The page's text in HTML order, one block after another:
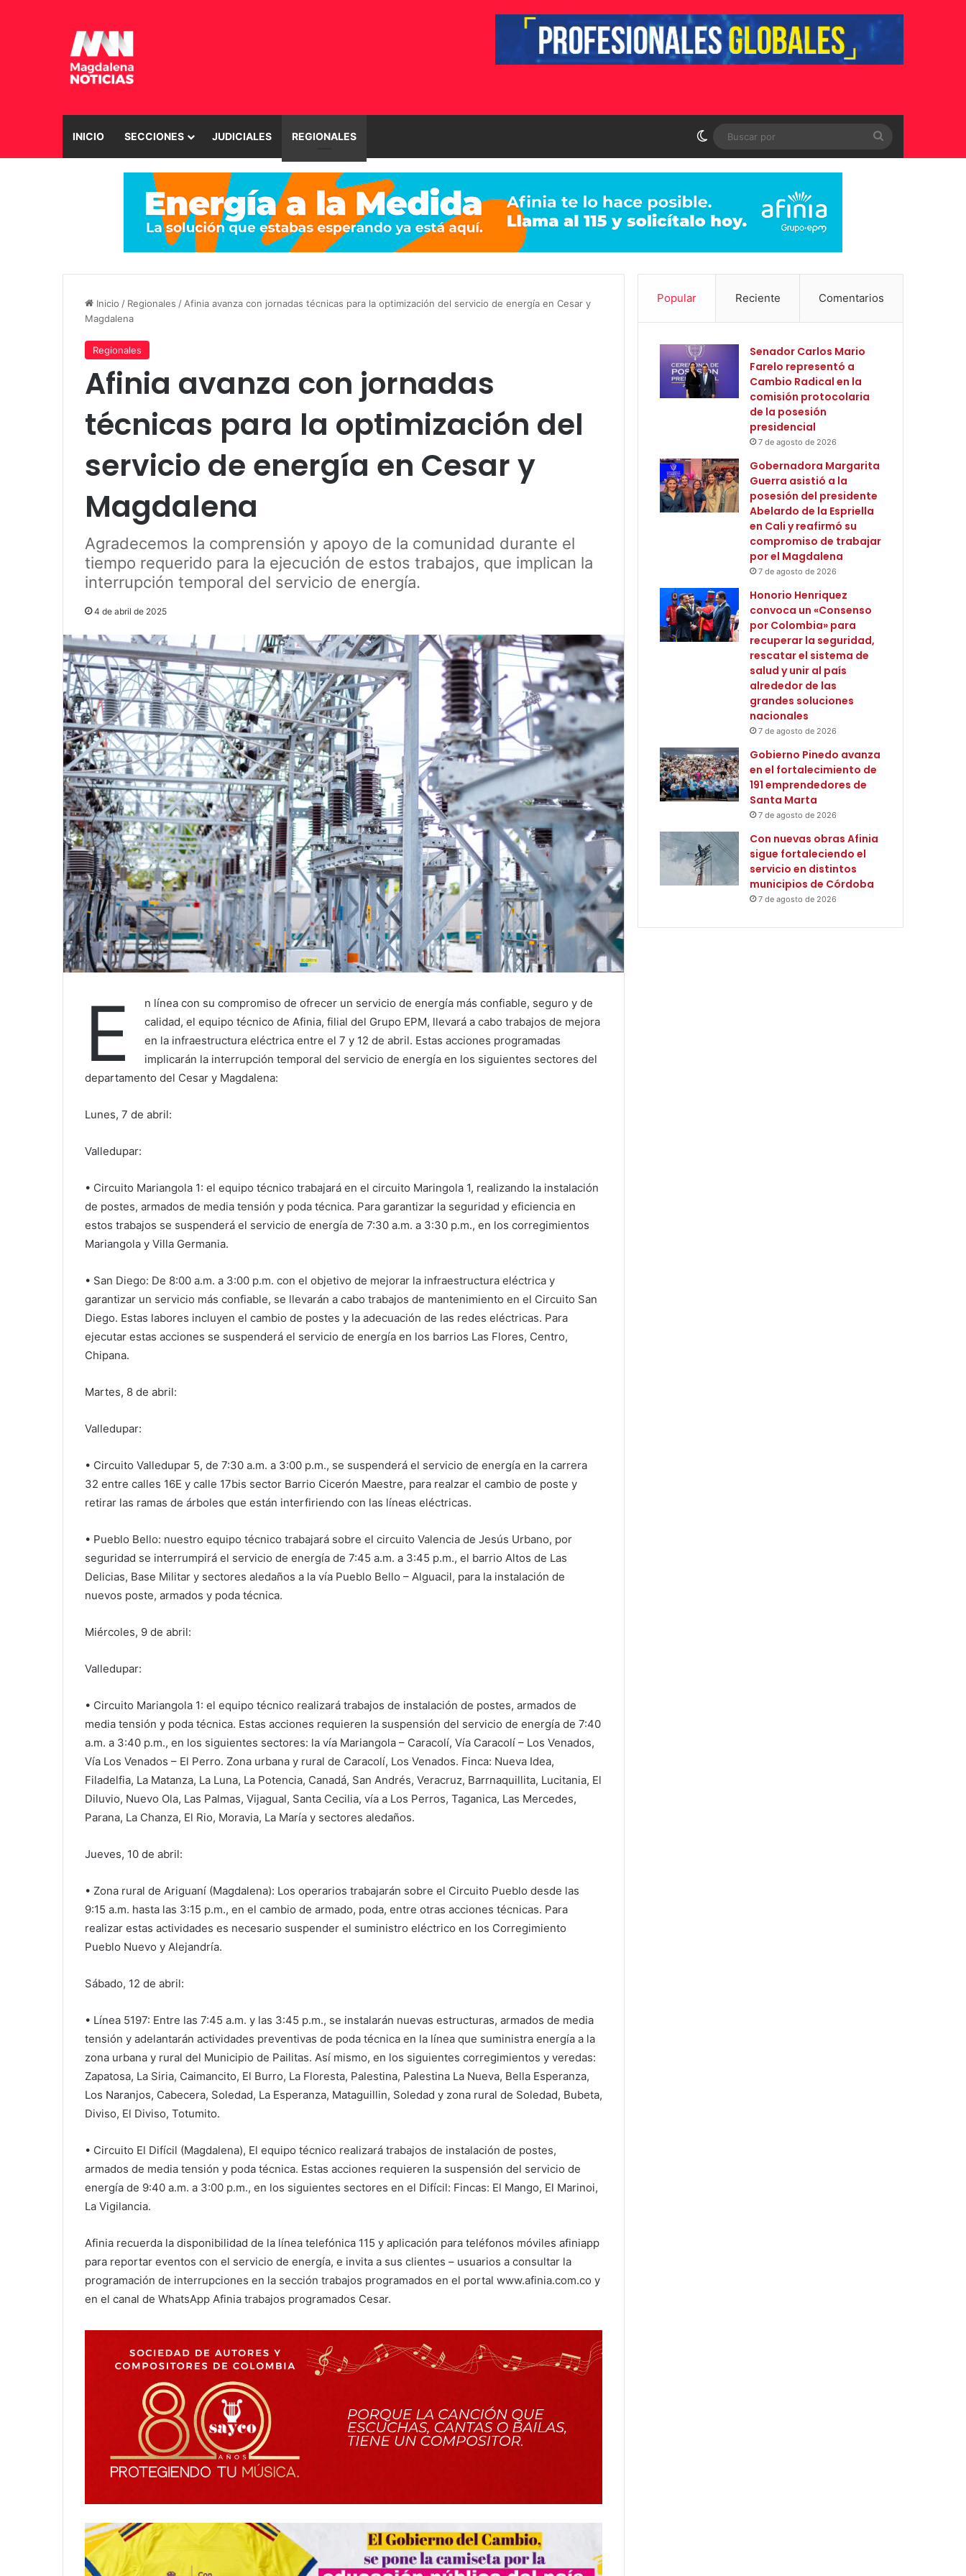
INICIO SECCIONES JUDICIALES REGIONALES Switch skin
por
Inicio / Regionales / Afinia avanza con jornadas técnicas para la optimización del servicio de energía en Cesar y
Magdalena
Regionales
Afinia avanza con jornadas
técnicas para la optimización del
servicio de energía en Cesar y
Magdalena
Agradecemos la comprensión y apoyo de la comunidad durante el
tiempo requerido para la ejecución de estos trabajos, que implican la
interrupción temporal del servicio de energía.
4 de abril de 2025
E
n línea con su compromiso de ofrecer un servicio de energía más confiable, seguro y de
calidad, el equipo técnico de Afinia, filial del Grupo EPM, llevará a cabo trabajos de mejora
en la infraestructura eléctrica entre el 7 y 12 de abril. Estas acciones programadas
implicarán la interrupción temporal del servicio de energía en los siguientes sectores del
departamento del Cesar y Magdalena:
Lunes, 7 de abril:
Valledupar:
• Circuito Mariangola 1: el equipo técnico trabajará en el circuito Maringola 1, realizando la instalación
de postes, armados de media tensión y poda técnica. Para garantizar la seguridad y eficiencia en
estos trabajos se suspenderá el servicio de energía de 7:30 a.m. a 3:30 p.m., en los corregimientos
Mariangola y Villa Germania.
• San Diego: De 8:00 a.m. a 3:00 p.m. con el objetivo de mejorar la infraestructura eléctrica y
garantizar un servicio más confiable, se llevarán a cabo trabajos de mantenimiento en el Circuito San
Diego. Estas labores incluyen el cambio de postes y la adecuación de las redes eléctricas. Para
ejecutar estas acciones se suspenderá el servicio de energía en los barrios Las Flores, Centro,
Chipana.
Martes, 8 de abril:
Valledupar:
• Circuito Valledupar 5, de 7:30 a.m. a 3:00 p.m., se suspenderá el servicio de energía en la carrera
32 entre calles 16E y calle 17bis sector Barrio Cicerón Maestre, para realzar el cambio de poste y
retirar las ramas de árboles que están interfiriendo con las líneas eléctricas.
• Pueblo Bello: nuestro equipo técnico trabajará sobre el circuito Valencia de Jesús Urbano, por
seguridad se interrumpirá el servicio de energía de 7:45 a.m. a 3:45 p.m., el barrio Altos de Las
Delicias, Base Militar y sectores aledaños a la vía Pueblo Bello – Alguacil, para la instalación de
nuevos poste, armados y poda técnica.
Miércoles, 9 de abril:
Valledupar:
• Circuito Mariangola 1: el equipo técnico realizará trabajos de instalación de postes, armados de
media tensión y poda técnica. Estas acciones requieren la suspensión del servicio de energía de 7:40
a.m. a 3:40 p.m., en los siguientes sectores: la vía Mariangola – Caracolí, Vía Caracolí – Los Venados,
Vía Los Venados – El Perro. Zona urbana y rural de Caracolí, Los Venados. Finca: Nueva Idea,
Filadelfia, La Matanza, La Luna, La Potencia, Canadá, San Andrés, Veracruz, Barrnaquillita, Lucitania, El
Diluvio, Nuevo Ola, Las Palmas, Vijagual, Santa Cecilia, vía a Los Perros, Taganica, Las Mercedes,
Parana, La Chanza, El Rio, Moravia, La María y sectores aledaños.
Jueves, 10 de abril:
• Zona rural de Ariguaní (Magdalena): Los operarios trabajarán sobre el Circuito Pueblo desde las
9:15 a.m. hasta las 3:15 p.m., en el cambio de armado, poda, entre otras acciones técnicas. Para
realizar estas actividades es necesario suspender el suministro eléctrico en los Corregimiento
Pueblo Nuevo y Alejandría.
Sábado, 12 de abril:
• Línea 5197: Entre las 7:45 a.m. y las 3:45 p.m., se instalarán nuevas estructuras, armados de media
tensión y adelantarán actividades preventivas de poda técnica en la línea que suministra energía a la
zona urbana y rural del Municipio de Pailitas. Así mismo, en los siguientes corregimientos y veredas:
Zapatosa, La Siria, Caimancito, El Burro, La Floresta, Palestina, Palestina La Nueva, Bella Esperanza,
Los Naranjos, Cabecera, Soledad, La Esperanza, Mataguillin, Soledad y zona rural de Soledad, Bubeta,
Diviso, El Diviso, Totumito.
• Circuito El Difícil (Magdalena), El equipo técnico realizará trabajos de instalación de postes,
armados de media tensión y poda técnica. Estas acciones requieren la suspensión del servicio de
energía de 9:40 a.m. a 3:00 p.m., en los siguientes sectores en el Difícil: Fincas: El Mango, El Marinoi,
La Vigilancia.
Afinia recuerda la disponibilidad de la línea telefónica 115 y aplicación para teléfonos móviles afiniapp
para reportar eventos con el servicio de energía, e invita a sus clientes – usuarios a consultar la
programación de interrupciones en la sección trabajos programados en el portal www.afinia.com.co y
en el canal de WhatsApp Afinia trabajos programados Cesar.
Popular Reciente Comentarios
Senador Carlos Mario
Farelo representó a
Cambio Radical en la
comisión protocolaria
de la posesión
presidencial
7 de agosto de 2026
Gobernadora Margarita
Guerra asistió a la
posesión del presidente
Abelardo de la Espriella
en Cali y reafirmó su
compromiso de trabajar
por el Magdalena
7 de agosto de 2026
Honorio Henriquez
convoca un «Consenso
por Colombia» para
recuperar la seguridad,
rescatar el sistema de
salud y unir al país
alrededor de las
grandes soluciones
nacionales
7 de agosto de 2026
Gobierno Pinedo avanza
en el fortalecimiento de
191 emprendedores de
Santa Marta
7 de agosto de 2026
Con nuevas obras Afinia
sigue fortaleciendo el
servicio en distintos
municipios de Córdoba
7 de agosto de 2026